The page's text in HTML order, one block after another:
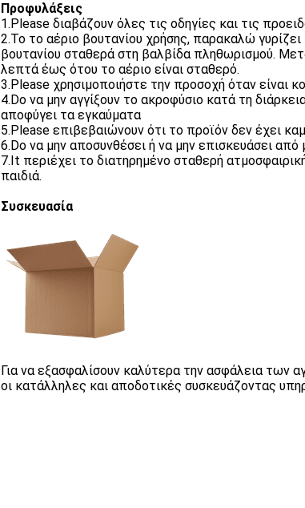
Προφυλάξεις
1.Please διαβάζουν όλες τις οδηγίες και τις
2.To το αέριο βουτανίου χρήσης, παρακαλώ
βουτανίου σταθερά στη βαλβίδα πληθωρισμού.
λεπτά έως ότου το αέριο είναι σταθερό.
3.Please χρησιμοποιήστε την προσοχή όταν είναι
4.Do να μην αγγίξουν το ακροφύσιο κατά τη
αποφύγει τα εγκαύματα
5.Please επιβεβαιώνουν ότι το προϊόν δεν έχει
6.Do να μην αποσυνθέσει ή να μην επισκευάσει από
7.It περιέχει το διατηρημένο σταθερή
παιδιά.
Συσκευασία
Για να εξασφαλίσουν καλύτερα την ασφάλεια των
οι κατάλληλες και αποδοτικές συσκευάζοντας